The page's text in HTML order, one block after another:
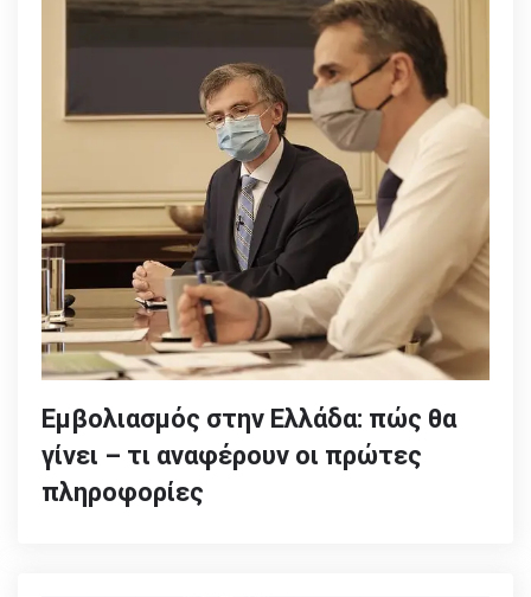
Εμβολιασμός στην Ελλάδα: πώς θα
γίνει – τι αναφέρουν οι πρώτες
πληροφορίες